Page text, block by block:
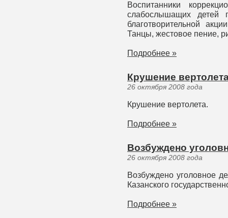
Воспитанники
слабослышащих детей
благотворительной
Танцы, жестовое пение,
Подробнее »
Крушение
26 октября 2008 года
Крушение вертолета.
Подробнее »
Возбуждено
26 октября 2008 года
Возбуждено уголовное
Казанского
Подробнее »